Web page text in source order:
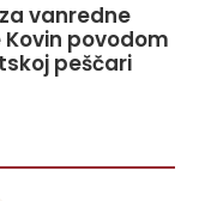
vanredne
povodom
peščari